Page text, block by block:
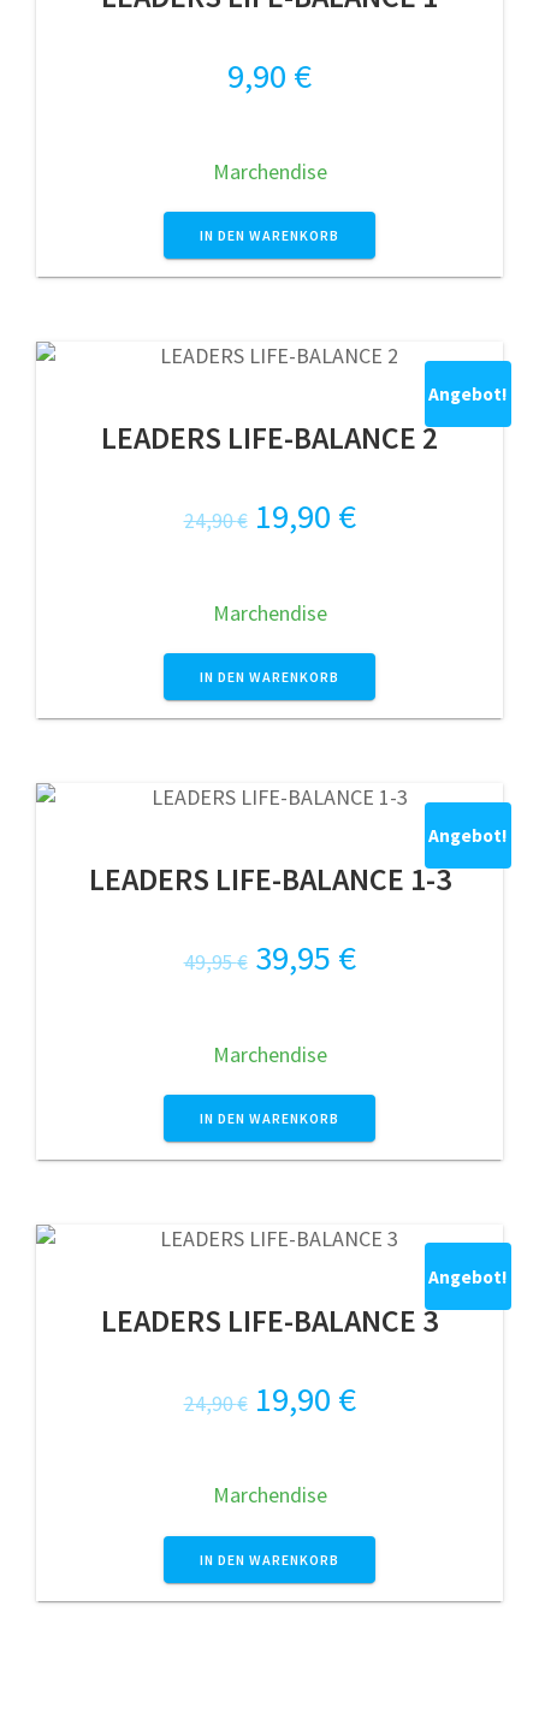
9,90 €
Marchendise
IN DEN WARENKORB
Angebot!
LEADERS LIFE-BALANCE 2
24,90€ Ursprünglicher
war:
19,90 €Aktueller
Marchendise
IN DEN WARENKORB
Angebot!
LEADERS LIFE-BALANCE 1-3
49,95€ Ursprünglicher
war:
39,95 €Aktueller
Marchendise
IN DEN WARENKORB
Angebot!
LEADERS LIFE-BALANCE 3
24,90€ Ursprünglicher
war:
19,90 €Aktueller
Marchendise
IN DEN WARENKORB